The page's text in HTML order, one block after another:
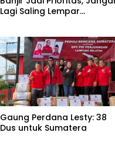
Lagi Saling Lempar
Gaung Perdana Lesty: 38
Dus untuk Sumatera